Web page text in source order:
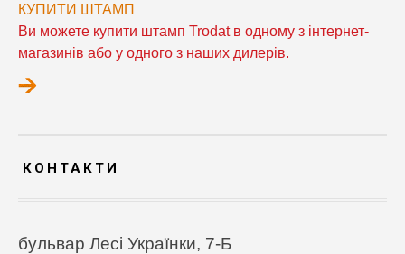
КУПИТИ ШТАМП
Ви можете купити штамп Trodat в одному з інтернет-
магазинів або у одного з наших дилерів.
КОНТАКТИ
бульвар Лесі Українки, 7-Б